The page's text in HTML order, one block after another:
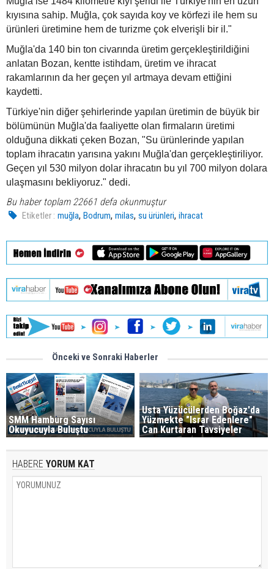
kıyısına sahip. Muğla, çok sayıda koy ve körfezi ile hem su
ürünleri üretimine hem de turizme çok elverişli bir il."
Muğla'da 140 bin ton civarında üretim gerçekleştirildiğini
anlatan Bozan, kentte istihdam, üretim ve ihracat
rakamlarının da her geçen yıl artmaya devam ettiğini
kaydetti.
Türkiye'nin diğer şehirlerinde yapılan üretimin de büyük bir
bölümünün Muğla'da faaliyette olan firmaların üretimi
olduğuna dikkati çeken Bozan, "Su ürünlerinde yapılan
toplam ihracatın yarısına yakını Muğla'dan gerçekleştiriliyor.
Geçen yıl 530 milyon dolar ihracatın bu yıl 700 milyon dolara
ulaşmasını bekliyoruz." dedi.
Bu haber toplam 22661 defa okunmuştur
Etiketler : muğla,Bodrum,milas,su ürünleri,ihracat
Önceki ve Sonraki Haberler
SMM Hamburg Sayısı
Okuyucuyla Buluştu
Usta Yüzücülerden Boğaz'da
Yüzmekte "Israr Edenlere"
Can Kurtaran Tavsiyeler
HABERE YORUM KAT